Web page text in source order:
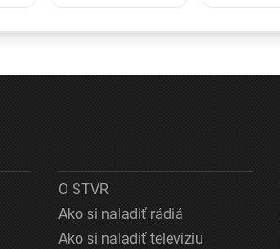
ropný produkt,
operácie,
O STVR
Ako si naladiť rádiá
Ako si naladiť televíziu